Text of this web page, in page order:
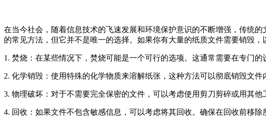
在当今社会，随着信息技术的飞速发展和环境保护意识的不断增强，传统
的常见方法，但它并不是唯一的选择。如果你有大量的纸质文件需要销毁，
1. 焚烧：在某些情况下，焚烧可能是一个可行的选项。这通常需要在专门的
2. 化学销毁：使用特殊的化学物质来溶解纸张，这种方法可以彻底销毁文件
3. 物理破坏：对于不需要完全保密的文件，可以考虑使用剪刀剪碎或用其他
4. 回收：如果文件不包含敏感信息，可以考虑将其回收。确保在回收前移除